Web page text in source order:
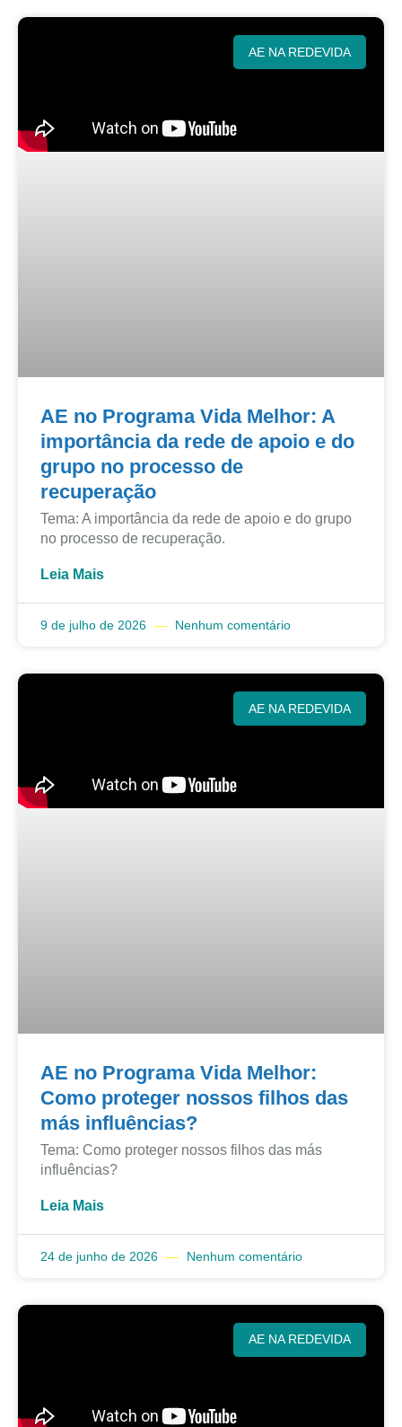
AE NA REDEVIDA
AE no Programa Vida Melhor: A
importância da rede de apoio e do
grupo no processo de
recuperação
Tema: A importância da rede de apoio e do grupo
no processo de recuperação.
Leia Mais
9 de julho de 2026 Nenhum comentário
AE NA REDEVIDA
AE no Programa Vida Melhor:
Como proteger nossos filhos das
más influências?
Tema: Como proteger nossos filhos das más
influências?
Leia Mais
24 de junho de 2026 Nenhum comentário
AE NA REDEVIDA